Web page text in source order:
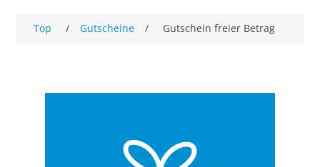
Top / Gutscheine / Gutschein freier Betrag